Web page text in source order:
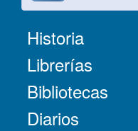
Historia
Librerías
Bibliotecas
Diarios